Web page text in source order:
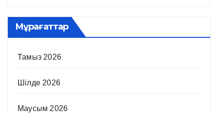
Мұрағаттар
Тамыз 2026
Шілде 2026
Маусым 2026